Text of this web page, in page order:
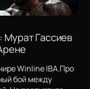
Мурат Гассиев
Winline IBA.Про
бой между